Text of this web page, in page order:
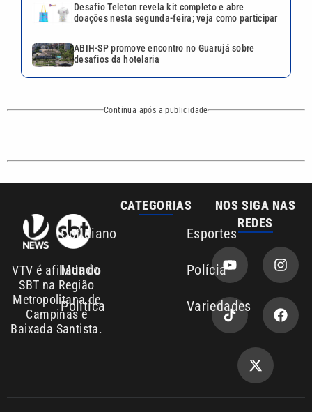
Desafio Teleton revela kit completo e abre
doações nesta segunda-feira; veja como participar
ABIH-SP promove encontro no Guarujá sobre
desafios da hotelaria
Continua após a publicidade
VTV é afiliada do
SBT na Região
Metropolitana de
Campinas e
Baixada Santista.
Esportes
Mundo Polícia
Política Variedades
Anuncie agora com a emissora VTV SBT